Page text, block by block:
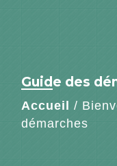
Guide des
Accueil /
démarches